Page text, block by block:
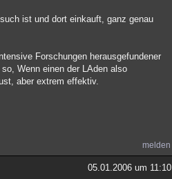
ist und dort einkauft, ganz genau
Forschungen herausgefundener
Wenn einen der LAden also
aber extrem effektiv.
melden
05.01.2006 um 11:10